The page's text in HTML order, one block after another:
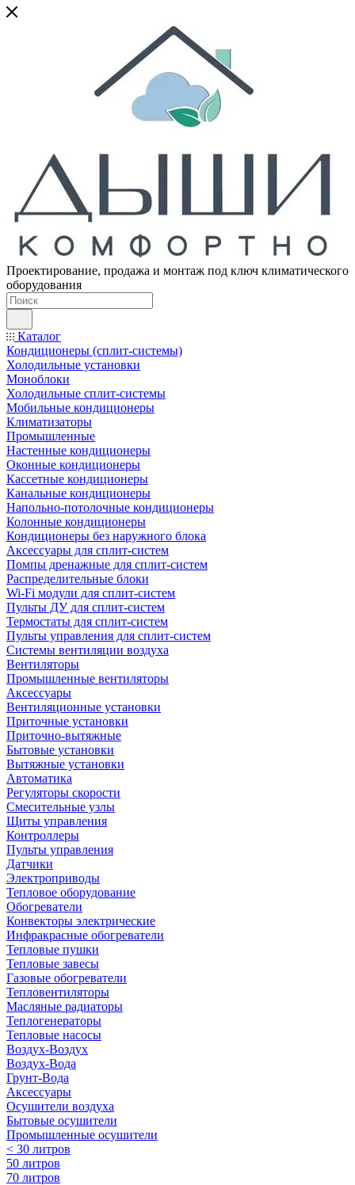
Проектирование, продажа и монтаж под ключ климатического
оборудования
Каталог
Кондиционеры (сплит-системы)
Холодильные установки
Моноблоки
Холодильные сплит-системы
Мобильные кондиционеры
Климатизаторы
Промышленные
Настенные кондиционеры
Оконные кондиционеры
Кассетные кондиционеры
Канальные кондиционеры
Напольно-потолочные кондиционеры
Колонные кондиционеры
Кондиционеры без наружного блока
Аксессуары для сплит-систем
Помпы дренажные для сплит-систем
Распределительные блоки
Wi-Fi модули для сплит-систем
Пульты ДУ для сплит-систем
Термостаты для сплит-систем
Пульты управления для сплит-систем
Системы вентиляции воздуха
Вентиляторы
Промышленные вентиляторы
Аксессуары
Вентиляционные установки
Приточные установки
Приточно-вытяжные
Бытовые установки
Вытяжные установки
Автоматика
Регуляторы скорости
Смесительные узлы
Щиты управления
Контроллеры
Пульты управления
Датчики
Электроприводы
Тепловое оборудование
Обогреватели
Конвекторы электрические
Инфракрасные обогреватели
Тепловые пушки
Тепловые завесы
Газовые обогреватели
Тепловентиляторы
Масляные радиаторы
Теплогенераторы
Тепловые насосы
Воздух-Воздух
Воздух-Вода
Грунт-Вода
Аксессуары
Осушители воздуха
Бытовые осушители
Промышленные осушители
< 30 литров
50 литров
70 литров